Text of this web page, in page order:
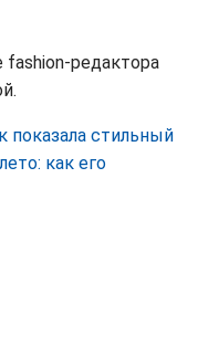
редактора
показала стильный
как его